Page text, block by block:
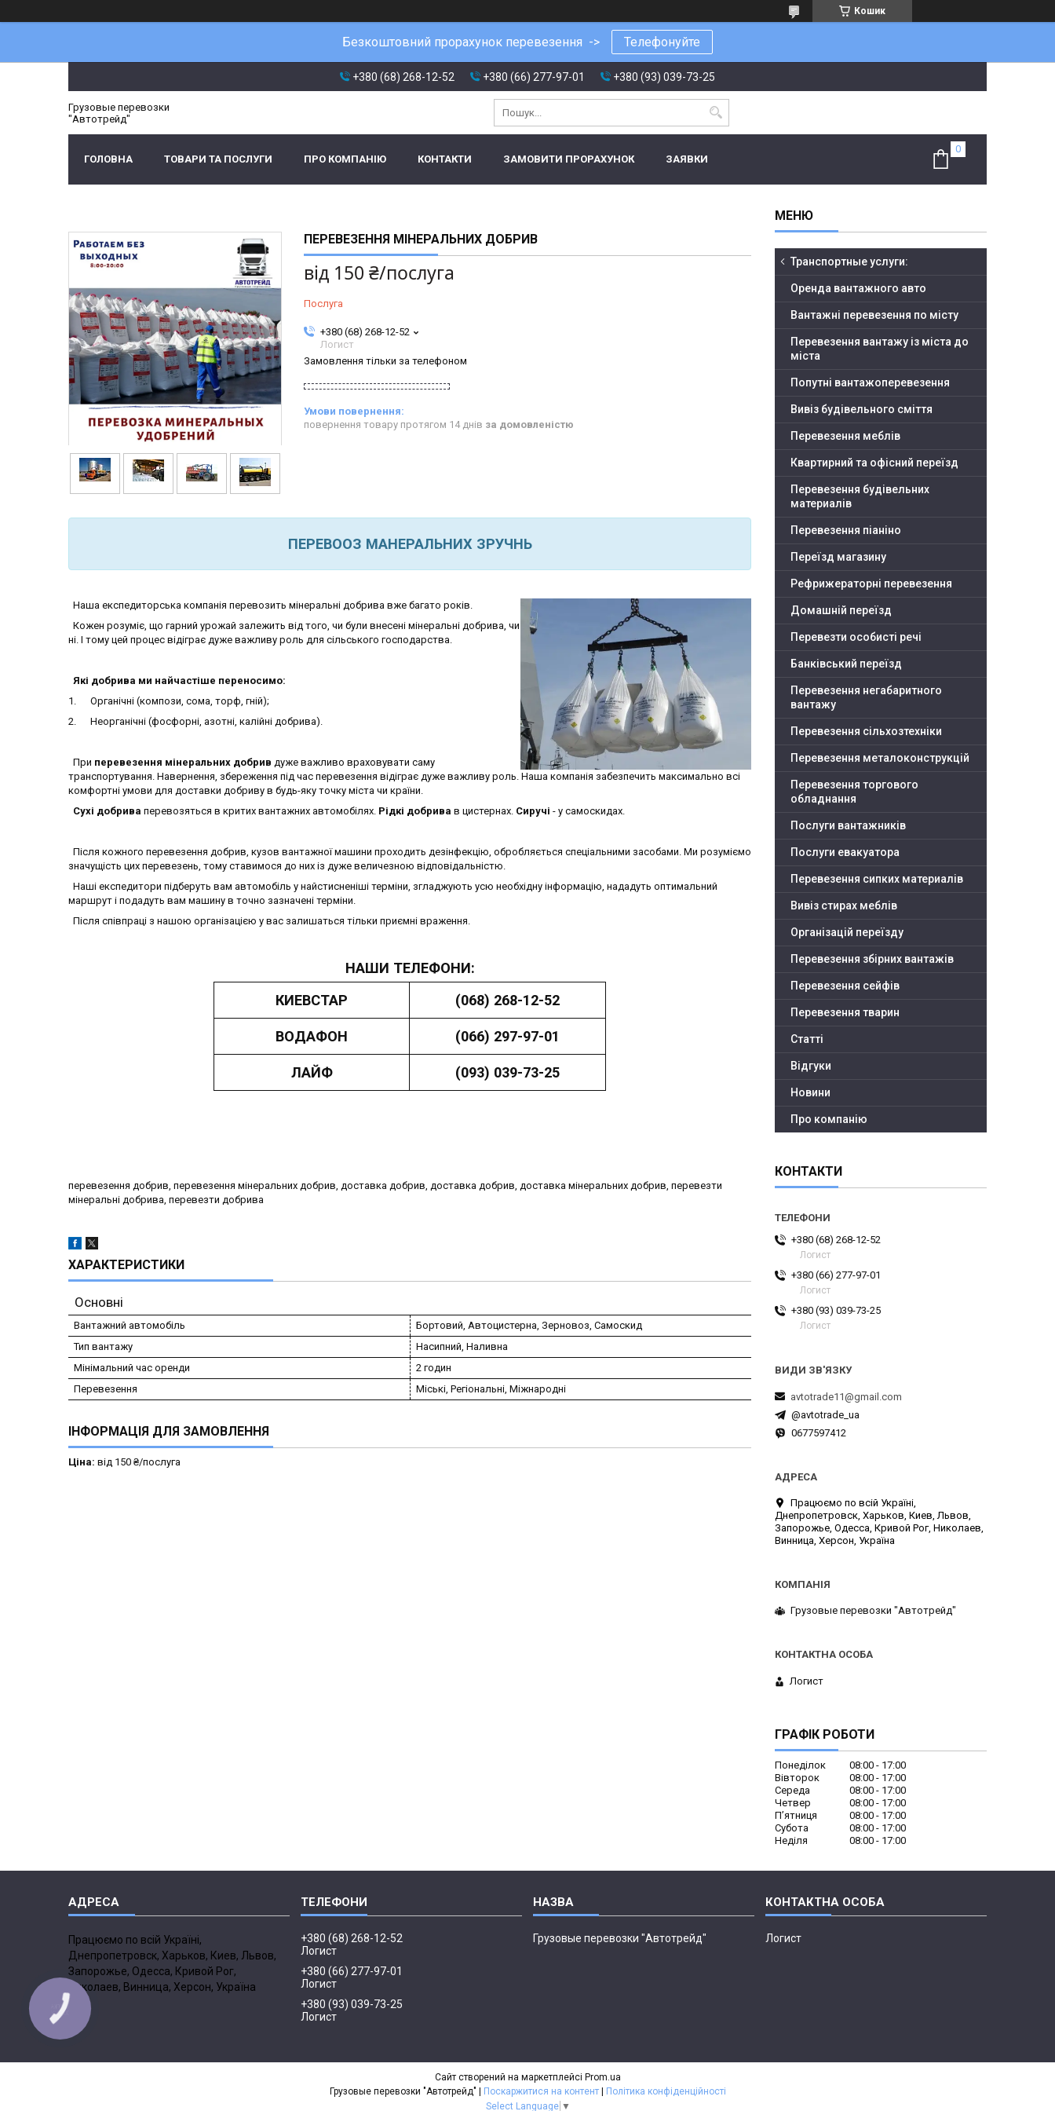
Кошик
Безкоштовний прорахунок перевезення -> Телефонуйте
+380 (68) 268-12-52 +380 (66) 277-97-01 +380 (93) 039-73-25
Грузовые перевозки
"Автотрейд"
ГОЛОВНА ТОВАРИ ТА ПОСЛУГИ ПРО КОМПАНІЮ КОНТАКТИ ЗАМОВИТИ ПРОРАХУНОК ЗАЯВКИ
ПЕРЕВЕЗЕННЯ МІНЕРАЛЬНИХ ДОБРИВ
від 150 ₴/послуга
Послуга
+380 (68) 268-12-52
Логист
Замовлення тільки за телефоном
повернення товару протягом 14 днів за домовленістю
ПЕРЕВООЗ МАНЕРАЛЬНИХ ЗРУЧНЬ
Наша експедиторська компанія перевозить мінеральні добрива вже багато років.
Кожен розуміє, що гарний урожай залежить від того, чи були внесені мінеральні добрива, чи
ні. І тому цей процес відіграє дуже важливу роль для сільського господарства.
Які добрива ми найчастіше переносимо:
1. Органічні (компози, сома, торф, гній);
2. Неорганічні (фосфорні, азотні, калійні добрива).
При перевезення мінеральних добрив дуже важливо враховувати саму
транспортування. Навернення, збереження під час перевезення відіграє дуже важливу роль. Наша компанія забезпечить максимально всі
комфортні умови для доставки добриву в будь-яку точку міста чи країни.
Сухі добрива перевозяться в критих вантажних автомобілях. Рідкі добрива в цистернах. Сиручі - у самоскидах.
Після кожного перевезення добрив, кузов вантажної машини проходить дезінфекцію, обробляється спеціальними засобами. Ми розуміємо
значущість цих перевезень, тому ставимося до них із дуже величезною відповідальністю.
Наші експедитори підберуть вам автомобіль у найстисненіші терміни, згладжують усю необхідну інформацію, нададуть оптимальний
маршрут і подадуть вам машину в точно зазначені терміни.
Після співпраці з нашою організацією у вас залишаться тільки приємні враження.
НАШИ ТЕЛЕФОНИ:
КИЕВСТАР
(068) 268-12-52
ВОДАФОН (066) 297-97-01
ЛАЙФ (093) 039-73-25
перевезення добрив, перевезення мінеральних добрив, доставка добрив, доставка добрив, доставка мінеральних добрив, перевезти
мінеральні добрива, перевезти добрива
ХАРАКТЕРИСТИКИ
Основні
Вантажний автомобіль
Бортовий, Автоцистерна, Зерновоз, Самоскид
Тип вантажу
Насипний, Наливна
Мінімальний час оренди
2 годин
Перевезення
Міські, Регіональні, Міжнародні
ІНФОРМАЦІЯ ДЛЯ ЗАМОВЛЕННЯ
Ціна: від 150 ₴/послуга
Транспортные услуги:
Оренда вантажного авто
Вантажні перевезення по місту
Перевезення вантажу із міста до
міста
Попутні вантажоперевезення
Вивіз будівельного сміття
Перевезення меблів
Квартирний та офісний переїзд
Перевезення будівельних
материалів
Перевезення піаніно
Переїзд магазину
Рефрижераторні перевезення
Домашній переїзд
Перевезти особисті речі
Банківський переїзд
Перевезення негабаритного
вантажу
Перевезення сільхозтехніки
Перевезення металоконструкцій
Перевезення торгового
обладнання
Послуги вантажників
Послуги евакуатора
Перевезення сипких материалів
Вивіз стирах меблів
Організацій переїзду
Перевезення збірних вантажів
Перевезення сейфів
Перевезення тварин
Статті
Відгуки
Новини
Про компанію
КОНТАКТИ
+380 (68) 268-12-52
Логист
+380 (66) 277-97-01
Логист
+380 (93) 039-73-25
Логист
avtotrade11@gmail.com
@avtotrade_ua
0677597412
Працюємо по всій Україні,
Днепропетровск, Харьков, Киев, Львов,
Запорожье, Одесса, Кривой Рог, Николаев,
Винница, Херсон, Україна
Грузовые перевозки "Автотрейд"
Логист
ГРАФІК РОБОТИ
Понеділок 08:00
17:00
Вівторок
08:00
17:00
Середа
08:00
17:00
Четвер
08:00
17:00
Пʼятниця
08:00
17:00
Субота
08:00
17:00
Неділя
08:00 17:00
Працюємо по всій Україні,
Днепропетровск, Харьков, Киев, Львов,
Запорожье, Одесса, Кривой Рог,
Николаев, Винница, Херсон, Україна
+380 (68) 268-12-52
Логист
+380 (66) 277-97-01
Логист
+380 (93) 039-73-25
Логист
Грузовые перевозки "Автотрейд" Логист
Сайт створений на маркетплейсі Prom.ua
Поскаржитися на контент
Політика конфіденційності
Select Language ▼